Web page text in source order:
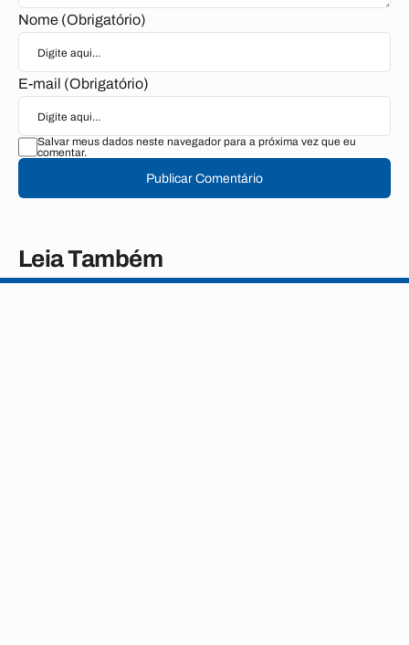
Nome (Obrigatório)
E-mail (Obrigatório)
Salvar meus dados neste navegador para a próxima vez que eu
comentar.
Publicar Comentário
Leia Também